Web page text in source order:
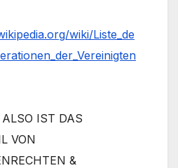
wiki/Liste_de
IST DAS
VON
&